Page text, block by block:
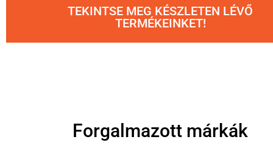
TEKINTSE MEG KÉSZLETEN LÉVŐ
TERMÉKEINKET!
Forgalmazott márkák